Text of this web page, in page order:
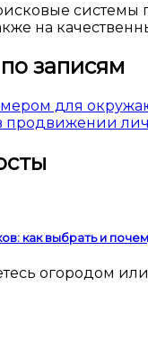
системы
на
записям
для
продвижении
как выбрать и